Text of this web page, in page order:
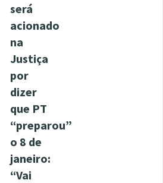
será
acionado
na
Justiça
por
dizer
que PT
“preparou”
o 8 de
janeiro:
“Vai